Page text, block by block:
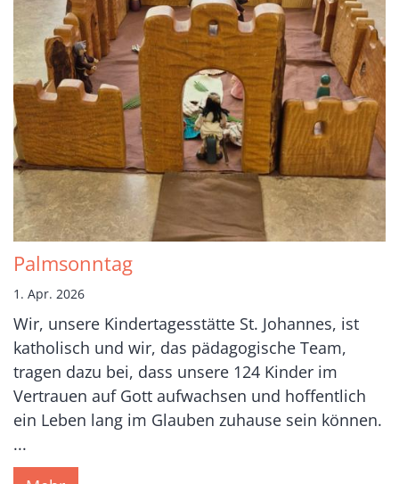
Palmsonntag
1. Apr. 2026
Wir, unsere Kindertagesstätte St. Johannes, ist
katholisch und wir, das pädagogische Team,
tragen dazu bei, dass unsere 124 Kinder im
Vertrauen auf Gott aufwachsen und hoffentlich
ein Leben lang im Glauben zuhause sein können.
...